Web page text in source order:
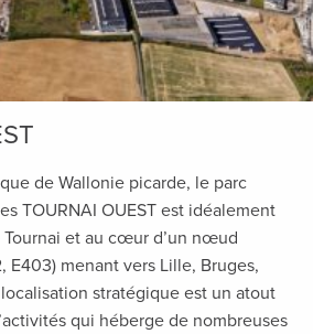
de Wallonie picarde, le parc
TOURNAI OUEST est idéalement
et au cœur d’un nœud
E403) menant vers Lille, Bruges,
stratégique est un atout
qui héberge de nombreuses
wplink